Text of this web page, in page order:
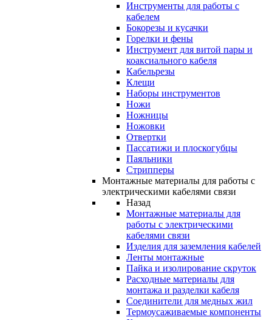
Инструменты для работы с
кабелем
Бокорезы и кусачки
Горелки и фены
Инструмент для витой пары и
коаксиального кабеля
Кабельрезы
Клещи
Наборы инструментов
Ножи
Ножницы
Ножовки
Отвертки
Пассатижи и плоскогубцы
Паяльники
Стрипперы
Монтажные материалы для работы с
электрическими кабелями связи
Назад
Монтажные материалы для
работы с электрическими
кабелями связи
Изделия для заземления кабелей
Ленты монтажные
Пайка и изолирование скруток
Расходные материалы для
монтажа и разделки кабеля
Соединители для медных жил
Термоусаживаемые компоненты